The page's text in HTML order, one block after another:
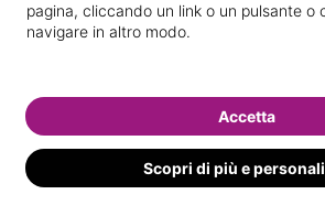
pagina, cliccando un link o un pulsante o
navigare in altro modo.
Scopri di più e
Accetta